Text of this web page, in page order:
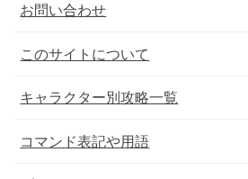
お問い合わせ
このサイトについて
キャラクター別攻略一覧
コマンド表記や用語